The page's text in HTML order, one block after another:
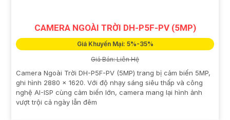
CAMERA NGOÀI TRỜI DH-P5F-PV (5MP)
Giá Khuyến Mại: 5%-35%
Giá Bán: Liên Hệ
Camera Ngoài Trời DH-P5F-PV (5MP) trang bị cảm biến 5MP,
ghi hình 2880 × 1620. Với độ nhạy sáng siêu thấp và công
nghệ AI-ISP cùng cảm biến lớn, camera mang lại hình ảnh
vượt trội cả ngày lẫn đêm